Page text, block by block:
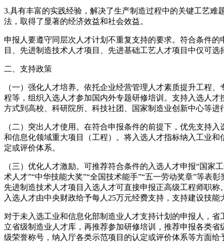
3.具有丰富的实践经验，解决了生产制造过程中的关键工艺难
法，取得了显著的经济效益和社会效益。
申报人要遵守同层次人才计划不重复支持的要求。符合条件的
目、先进制造技术人才项目、先进基础工艺人才项目中仅可选
二、支持政策
（一）强化人才培养。依托企业经营管理人才素质提升工程
程等，组织入选人才参加国内外专题研修培训。支持入选人才
方式到高校、科研院所、科技社团、国家制造业创新中心等进
（二）突出人才使用。在符合申报条件的前提下，优先支持
和信息化领域重大项目（工程）。将入选人才指标纳入工业和
定或评价体系。
（三）优化人才激励。可推荐符合条件的入选人才申报“国家
术人才”“中华技能大奖”“全国技术能手”“五一劳动奖章”等表
先进制造技术人才项目入选人才可直接申报正高级工程师职称
入选人才由中央财政给予每人25万元经费支持，支持建设技能
对于未入选工业和信息化部制造业人才支持计划的申报人，省
立省级制造业人才库，再推荐参加研修培训，推荐申报各类省
级荣誉称号，纳入厅各类示范项目的认定或评价体系等方面给